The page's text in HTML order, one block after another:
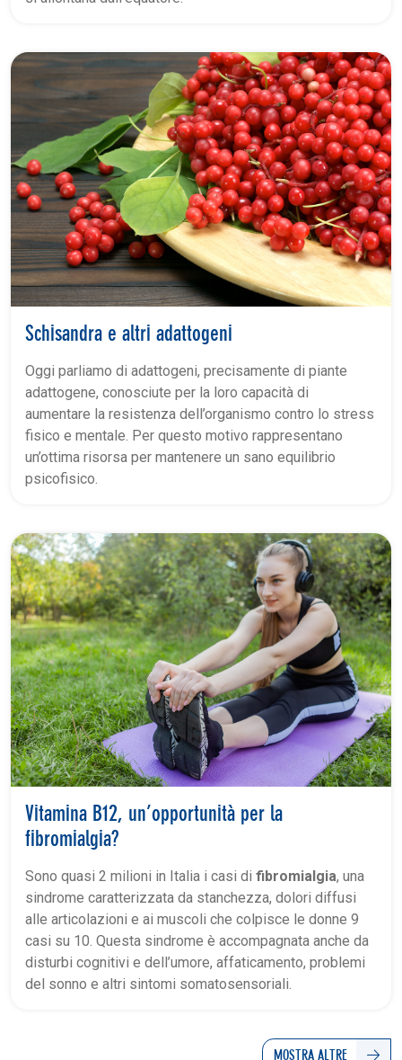
Schisandra e altri adattogeni
Oggi parliamo di adattogeni, precisamente di piante
adattogene, conosciute per la loro capacità di
aumentare la resistenza dell’organismo contro lo stress
fisico e mentale. Per questo motivo rappresentano
un’ottima risorsa per mantenere un sano equilibrio
psicofisico.
Vitamina B12, un’opportunità per la
fibromialgia?
Sono quasi 2 milioni in Italia i casi di fibromialgia, una
sindrome caratterizzata da stanchezza, dolori diffusi
alle articolazioni e ai muscoli che colpisce le donne 9
casi su 10. Questa sindrome è accompagnata anche da
disturbi cognitivi e dell’umore, affaticamento, problemi
del sonno e altri sintomi somatosensoriali.
MOSTRA ALTRE